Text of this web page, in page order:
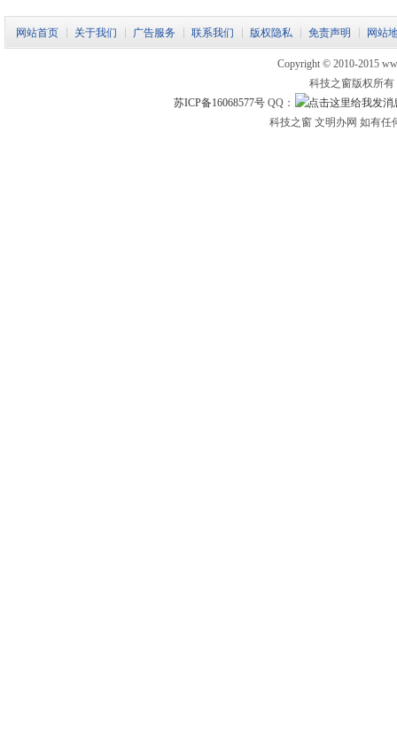
网站首页 关于我们 广告服务 联系我们 版权隐私 免责声明 网站
Copyright © 2010-2015
科技之窗版权所
苏ICP备16068577号 QQ：
科技之窗 文明办网 如有任